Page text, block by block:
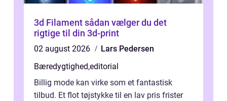
3d Filament sådan vælger du det
rigtige til din 3d-print
02 august 2026
Lars Pedersen
Bæredygtighed,editorial
Billig mode kan virke som et fantastisk
tilbud. Et flot tøjstykke til en lav pris frister